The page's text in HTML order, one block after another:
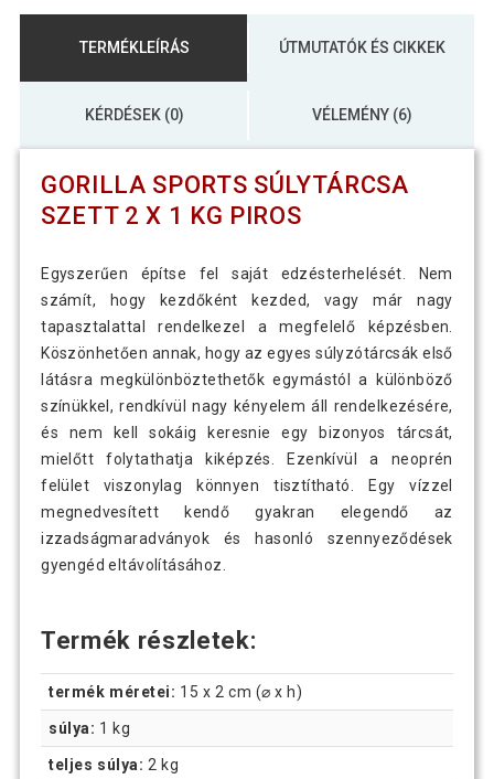
TERMÉKLEÍRÁS ÚTMUTATÓK ÉS CIKKEK
KÉRDÉSEK (0) VÉLEMÉNY (6)
GORILLA SPORTS SÚLYTÁRCSA
SZETT 2 X 1 KG PIROS
Egyszerűen építse fel saját edzésterhelését. Nem
számít, hogy kezdőként kezded, vagy már nagy
tapasztalattal rendelkezel a megfelelő képzésben.
Köszönhetően annak, hogy az egyes súlyzótárcsák első
látásra megkülönböztethetők egymástól a különböző
színükkel, rendkívül nagy kényelem áll rendelkezésére,
és nem kell sokáig keresnie egy bizonyos tárcsát,
mielőtt folytathatja kiképzés. Ezenkívül a neoprén
felület viszonylag könnyen tisztítható. Egy vízzel
megnedvesített kendő gyakran elegendő az
izzadságmaradványok és hasonló szennyeződések
gyengéd eltávolításához.
Termék részletek:
termék méretei: 15 x 2 cm (⌀ x h)
súlya: 1 kg
teljes súlya: 2 kg